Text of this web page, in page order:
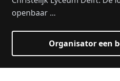
openbaar ...
Organisator een